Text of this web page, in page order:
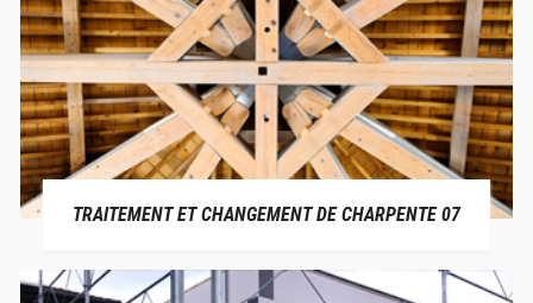
TRAITEMENT ET CHANGEMENT DE CHARPENTE 07